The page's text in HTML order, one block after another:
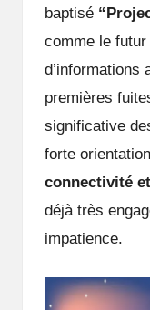
baptisé
comme le futur
d’informations
premières
significative
forte
connectivité
déjà très
impatience.